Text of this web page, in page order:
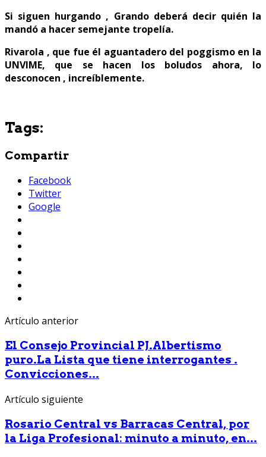
Si siguen hurgando , Grando deberá decir quién la
mandó a hacer semejante tropelía.
Rivarola , que fue él aguantadero del poggismo en la
UNVIME, que se hacen los boludos ahora, lo
desconocen , increíblemente.
Tags:
Compartir
Facebook
Twitter
Google
Artículo anterior
El Consejo Provincial PJ.Albertismo
puro.La Lista que tiene interrogantes .
Convicciones...
Artículo siguiente
Rosario Central vs Barracas Central, por
la Liga Profesional: minuto a minuto, en...